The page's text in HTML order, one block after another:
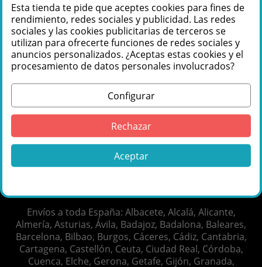
Categorías que te
pueden interesar
Visita nuestras
tiendas destacadas
Contáctenos
Envíos a toda España: Albacete, Alcalá, Alicante,
Almería, Asturias, Ávila, Badajoz, Badalona, Baleares,
Barcelona, Bilbao, Burgos, Cáceres, Cádiz, Cantabria,
Cartagena, Castellón, Ceuta, Ciudad Real, Córdoba,
Cuenca, Elche, Gerona, Getafe, Gijón, Granada,
Esta tienda te pide que aceptes cookies para fines de
rendimiento, redes sociales y publicidad. Las redes
sociales y las cookies publicitarias de terceros se
utilizan para ofrecerte funciones de redes sociales y
anuncios personalizados. ¿Aceptas estas cookies y el
procesamiento de datos personales involucrados?
Configurar
Rechazar
Aceptar